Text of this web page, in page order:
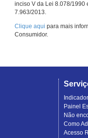
inciso V da Lei 8.078/1990
7.963/2013.
Clique aqui para mais
Consumidor.
Painel
Não
Como
Acesso